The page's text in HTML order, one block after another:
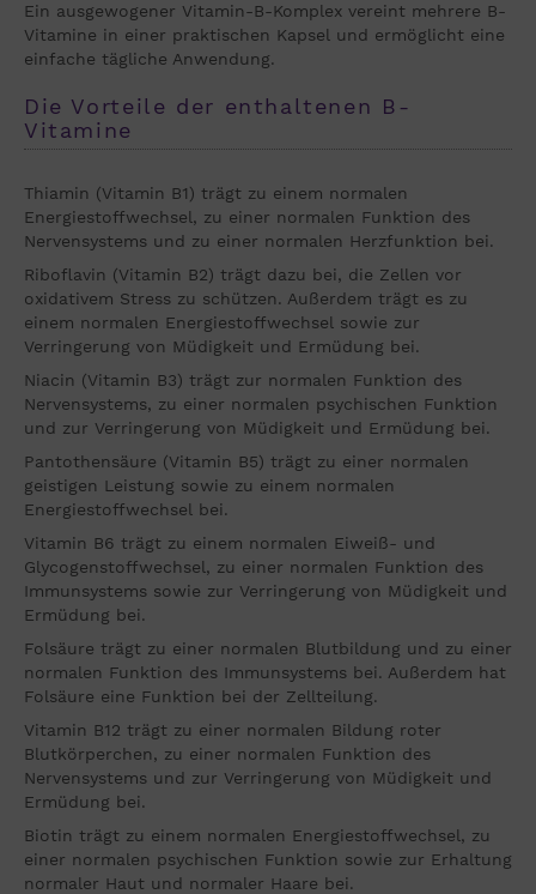
Ein ausgewogener Vitamin-B-Komplex vereint mehrere B-
Vitamine in einer praktischen Kapsel und ermöglicht eine
einfache tägliche Anwendung.
Die Vorteile der enthaltenen B-
Vitamine
Thiamin (Vitamin B1) trägt zu einem normalen
Energiestoffwechsel, zu einer normalen Funktion des
Nervensystems und zu einer normalen Herzfunktion bei.
Riboflavin (Vitamin B2) trägt dazu bei, die Zellen vor
oxidativem Stress zu schützen. Außerdem trägt es zu
einem normalen Energiestoffwechsel sowie zur
Verringerung von Müdigkeit und Ermüdung bei.
Niacin (Vitamin B3) trägt zur normalen Funktion des
Nervensystems, zu einer normalen psychischen Funktion
und zur Verringerung von Müdigkeit und Ermüdung bei.
Pantothensäure (Vitamin B5) trägt zu einer normalen
geistigen Leistung sowie zu einem normalen
Energiestoffwechsel bei.
Vitamin B6 trägt zu einem normalen Eiweiß- und
Glycogenstoffwechsel, zu einer normalen Funktion des
Immunsystems sowie zur Verringerung von Müdigkeit und
Ermüdung bei.
Folsäure trägt zu einer normalen Blutbildung und zu einer
normalen Funktion des Immunsystems bei. Außerdem hat
Folsäure eine Funktion bei der Zellteilung.
Vitamin B12 trägt zu einer normalen Bildung roter
Blutkörperchen, zu einer normalen Funktion des
Nervensystems und zur Verringerung von Müdigkeit und
Ermüdung bei.
Biotin trägt zu einem normalen Energiestoffwechsel, zu
einer normalen psychischen Funktion sowie zur Erhaltung
normaler Haut und normaler Haare bei.